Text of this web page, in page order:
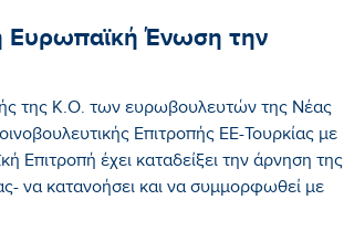
Ευρωπαϊκή Ένωση την
της Κ.Ο. των ευρωβουλευτών της Νέας
Επιτροπής ΕΕ-Τουρκίας με
έχει καταδείξει την άρνηση της
να κατανοήσει και να συμμορφωθεί με